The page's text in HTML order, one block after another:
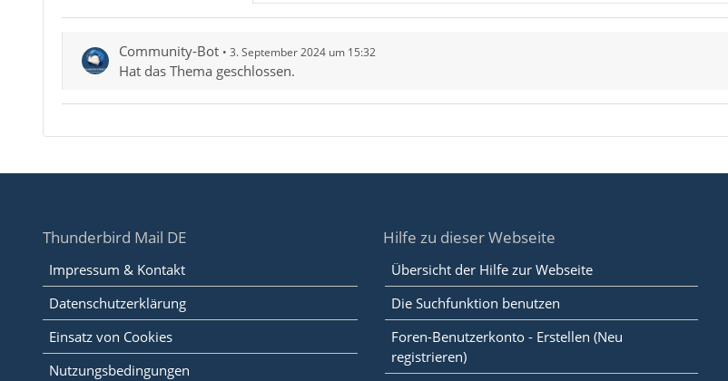
Community-Bot 3. September 2024 um 15:32
Hat das Thema geschlossen.
Thunderbird Mail DE
Impressum & Kontakt
Datenschutzerklärung
Einsatz von Cookies
Nutzungsbedingungen
Hilfe zu dieser Webseite
Übersicht der Hilfe zur Webseite
Die Suchfunktion benutzen
Foren-Benutzerkonto - Erstellen (Neu
registrieren)